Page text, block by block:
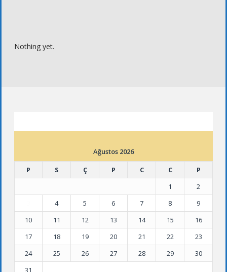
Nothing yet.
Ağustos 2026
P
S Ç P C C
P
1
2
4 5 6 7 8
9
10
11 12 13 14 15
16
17
18 19 20 21 22
23
24
25 26 27 28 29
30
31